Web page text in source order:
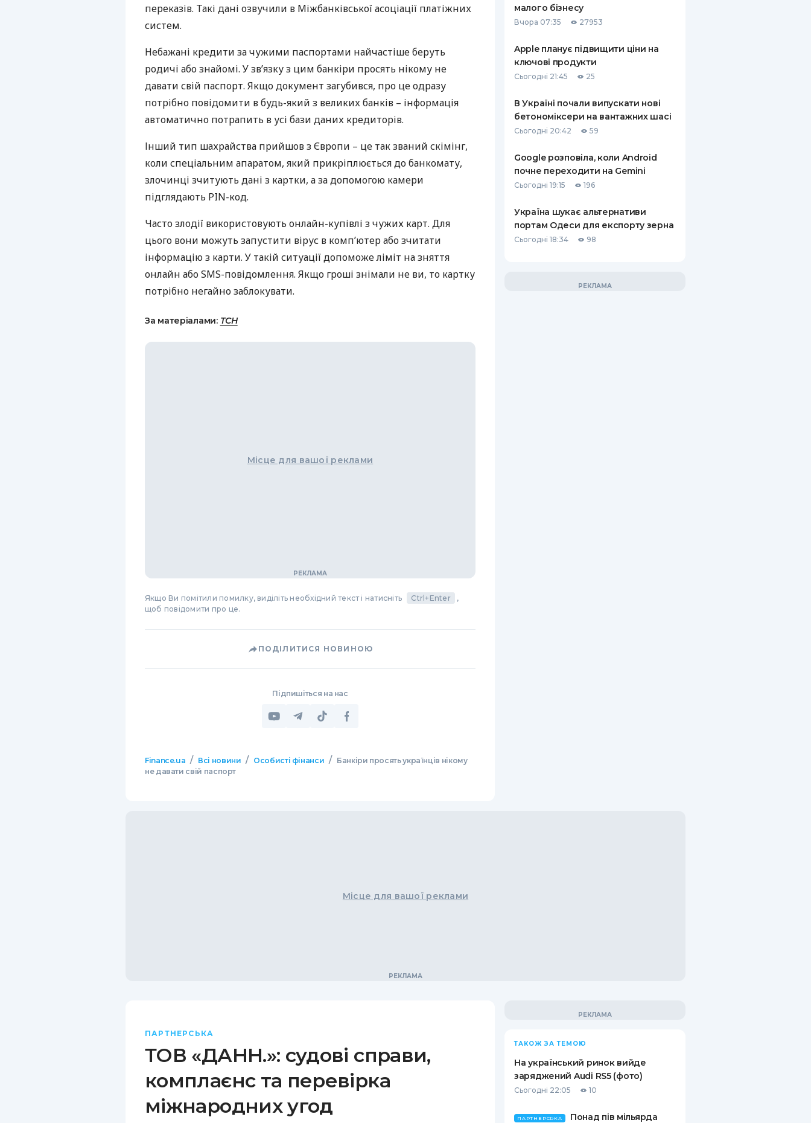
ЩОМІСЯЧНИЙ ОГЛЯД
КЕШБЕКУ
ПУТІВНИКИ ПО
БАНКІВСЬКИХ КАРТКАХ
ПУТІВНИКИ ПО
ВСІ СТРАХОВІ ПОЛІСИ
СТРАХОВІ КОМПАНІЇ
ВІДГУКИ ПРО СТРАХОВІ
КОМПАНІЇ
КОНТАКТИ
переказів. Такі дані озвучили в Міжбанківської асоціації платіжних
систем.
Небажані кредити за чужими паспортами найчастіше беруть
родичі або знайомі. У зв’язку з цим банкіри просять нікому не
давати свій паспорт. Якщо документ загубився, про це одразу
потрібно повідомити в будь-який з великих банків – інформація
автоматично потрапить в усі бази даних кредиторів.
Інший тип шахрайства прийшов з Європи – це так званий скімінг,
коли спеціальним апаратом, який прикріплюється до банкомату,
злочинці зчитують дані з картки, а за допомогою камери
підглядають PIN-код.
Часто злодії використовують онлайн-купівлі з чужих карт. Для
цього вони можуть запустити вірус в комп’ютер або зчитати
інформацію з карти. У такій ситуації допоможе ліміт на зняття
онлайн абоSMS-повідомлення. Якщо гроші знімали не ви, то картку
потрібно негайно заблокувати.
За матеріалами: ТСН
Місце для вашої реклами
Якщо Ви помітили помилку, виділіть необхідний текст і натисніть Ctrl+Enter
,
щоб повідомити про це.
ПОДІЛИТИСЯ НОВИНОЮ
Підпишіться на нас
Finance.ua / Всі новини / Особисті фінанси /
Банкіри просять українців нікому
не давати свій паспорт
малого бізнесу
Вчора 07:35 27953
Apple планує підвищити ціни на
ключові продукти
Сьогодні 21:45 25
В Україні почали випускати нові
бетономіксери на вантажних шасі
Сьогодні 20:42 59
Google розповіла, коли Android
почне переходити на Gemini
Сьогодні 19:15 196
Україна шукає альтернативи
портам Одеси для експорту зерна
Сьогодні 18:34 98
Місце для вашої реклами
ПАРТНЕРСЬКА
ТОВ «ДАНН.»: судові справи,
комплаєнс та перевірка
міжнародних угод
ТАКОЖ ЗА ТЕМОЮ
На український ринок вийде
заряджений Audi RS5 (фото)
Сьогодні 22:05 10
ПАРТНЕРСЬКА
Понад пів мільярда